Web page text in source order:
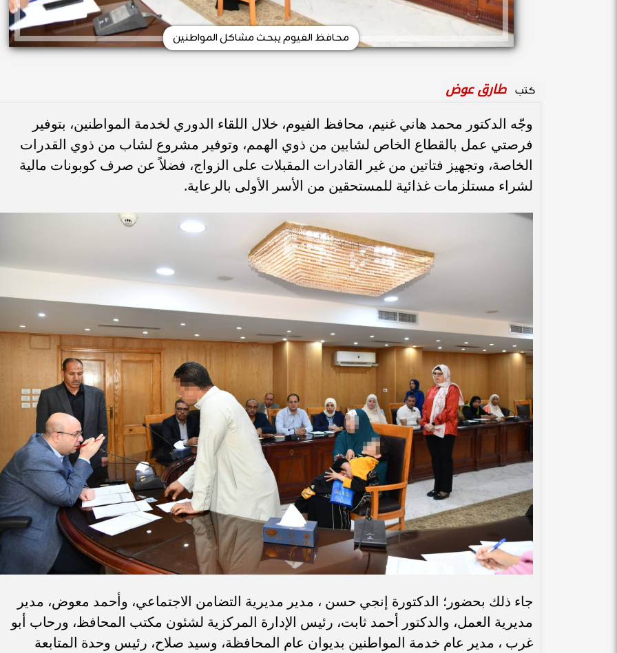
محافظ الفيوم يبحث مشاكل المواطنين
كتب طارق عوض
وجّه الدكتور محمد هاني غنيم، محافظ الفيوم، خلال اللقاء الدوري لخدمة المواطنين، بتوفير
فرصتي عمل بالقطاع الخاص لشابين من ذوي الهمم، وتوفير مشروع لشاب من ذوي القدرات
الخاصة، وتجهيز فتاتين من غير القادرات المقبلات على الزواج، فضلاً عن صرف كوبونات مالية
لشراء مستلزمات غذائية للمستحقين من الأسر الأولى بالرعاية.
جاء ذلك بحضور؛ الدكتورة إنجي حسن ، مدير مديرية التضامن الاجتماعي، وأحمد معوض، مدير
مديرية العمل، والدكتور أحمد ثابت، رئيس الإدارة المركزية لشئون مكتب المحافظ، ورحاب أبو
غرب ، مدير عام خدمة المواطنين بديوان عام المحافظة، وسيد صلاح، رئيس وحدة المتابعة